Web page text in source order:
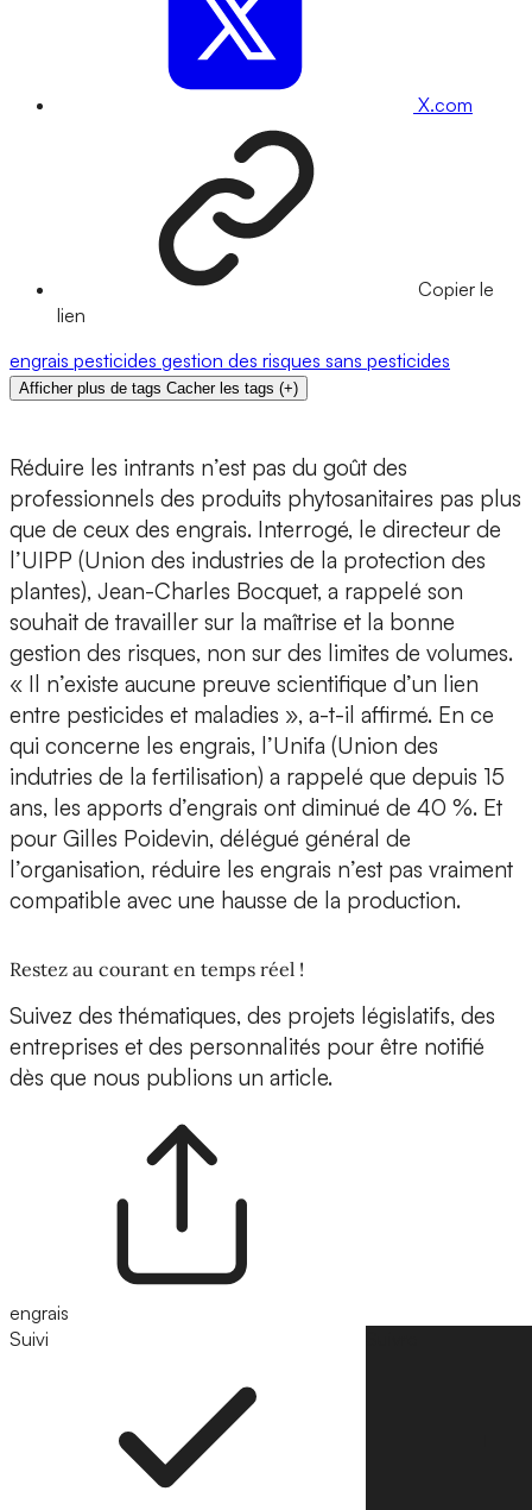
X.com
Copier le
lien
engrais pesticides gestion des risques sans pesticides
Afficher plus de tags Cacher les tags (+)
Réduire les intrants n’est pas du goût des
professionnels des produits phytosanitaires pas plus
que de ceux des engrais. Interrogé, le directeur de
l’UIPP (Union des industries de la protection des
plantes), Jean-Charles Bocquet, a rappelé son
souhait de travailler sur la maîtrise et la bonne
gestion des risques, non sur des limites de volumes.
« Il n’existe aucune preuve scientifique d’un lien
entre pesticides et maladies », a-t-il affirmé. En ce
qui concerne les engrais, l’Unifa (Union des
indutries de la fertilisation) a rappelé que depuis 15
ans, les apports d’engrais ont diminué de 40 %. Et
pour Gilles Poidevin, délégué général de
l’organisation, réduire les engrais n’est pas vraiment
compatible avec une hausse de la production.
Restez au courant en temps réel !
Suivez des thématiques, des projets législatifs, des
entreprises et des personnalités pour être notifié
dès que nous publions un article.
engrais
Suivi